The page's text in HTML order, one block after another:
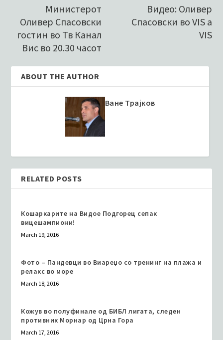
Министерот
Оливер Спасовски
гостин во Тв Канал
Вис во 20.30 часот
Видео: Оливер
Спасовски во VIS a
VIS
ABOUT THE AUTHOR
Ване Трајков
RELATED POSTS
Кошаркарите на Видое Подгорец сепак
вицешампиони!
March 19, 2016
Фото – Пандевци во Виареџо со тренинг на плажа и
релакс во море
March 18, 2016
Кожув во полуфинале од БИБЛ лигата, следен
противник Морнар од Црна Гора
March 17, 2016